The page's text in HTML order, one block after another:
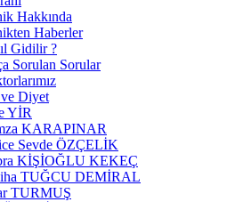
Hakkında
Haberler
Gidilir ?
Sorulan Sorular
Diyet
YİR
KARAPINAR
Sevde ÖZÇELİK
KİŞİOĞLU KEKEÇ
TUĞCU DEMİRAL
TURMUŞ